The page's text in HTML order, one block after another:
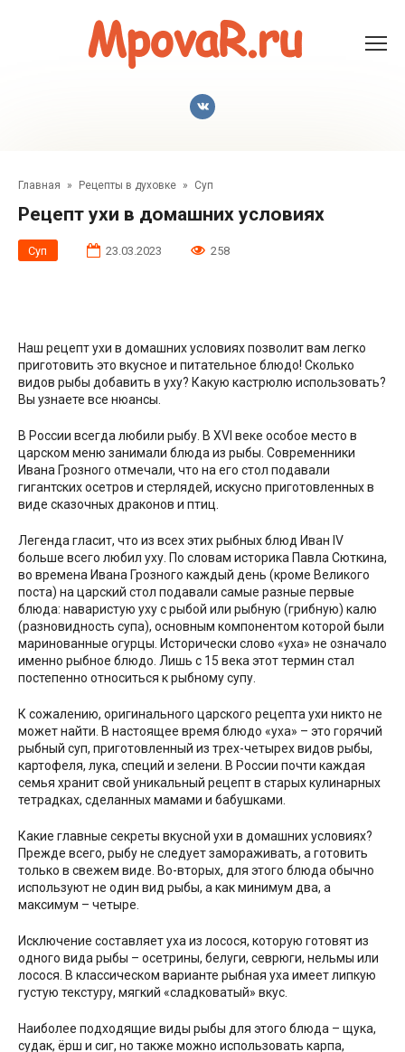
Главная » Рецепты в духовке » Суп
Рецепт ухи в домашних условиях
Суп 23.03.2023 258
Наш рецепт ухи в домашних условиях позволит вам легко
приготовить это вкусное и питательное блюдо! Сколько
видов рыбы добавить в уху? Какую кастрюлю использовать?
Вы узнаете все нюансы.
В России всегда любили рыбу. В XVI веке особое место в
царском меню занимали блюда из рыбы. Современники
Ивана Грозного отмечали, что на его стол подавали
гигантских осетров и стерлядей, искусно приготовленных в
виде сказочных драконов и птиц.
Легенда гласит, что из всех этих рыбных блюд Иван IV
больше всего любил уху. По словам историка Павла Сюткина,
во времена Ивана Грозного каждый день (кроме Великого
поста) на царский стол подавали самые разные первые
блюда: наваристую уху с рыбой или рыбную (грибную) калю
(разновидность супа), основным компонентом которой были
маринованные огурцы. Исторически слово «уха» не означало
именно рыбное блюдо. Лишь с 15 века этот термин стал
постепенно относиться к рыбному супу.
К сожалению, оригинального царского рецепта ухи никто не
может найти. В настоящее время блюдо «уха» – это горячий
рыбный суп, приготовленный из трех-четырех видов рыбы,
картофеля, лука, специй и зелени. В России почти каждая
семья хранит свой уникальный рецепт в старых кулинарных
тетрадках, сделанных мамами и бабушками.
Какие главные секреты вкусной ухи в домашних условиях?
Прежде всего, рыбу не следует замораживать, а готовить
только в свежем виде. Во-вторых, для этого блюда обычно
используют не один вид рыбы, а как минимум два, а
максимум – четыре.
Исключение составляет уха из лосося, которую готовят из
одного вида рыбы – осетрины, белуги, севрюги, нельмы или
лосося. В классическом варианте рыбная уха имеет липкую
густую текстуру, мягкий «сладковатый» вкус.
Наиболее подходящие виды рыбы для этого блюда – щука,
судак, ёрш и сиг, но также можно использовать карпа,